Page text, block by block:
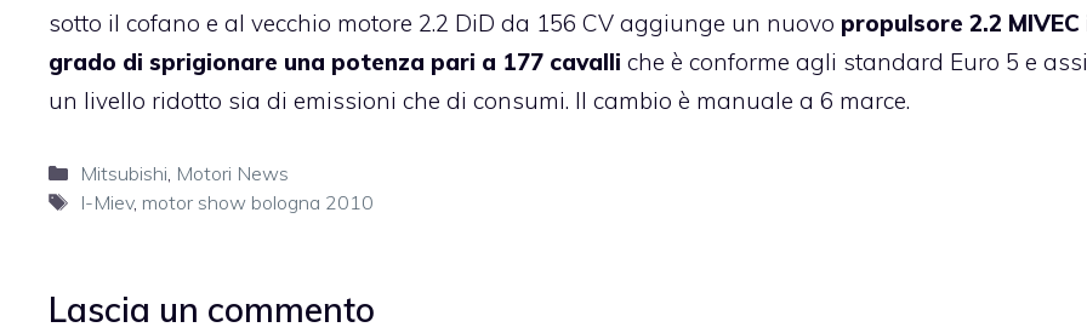
sotto il cofano e al vecchio motore 2.2 DiD da 156 CV aggiunge un nuovo propulsore 2.2 MIVEC
grado di sprigionare una potenza pari a 177 cavalli che è conforme agli standard Euro 5 e
un livello ridotto sia di emissioni che di consumi. Il cambio è manuale a 6 marce.
Categorie
Mitsubishi Motori News
Tag
I-Miev, motor show bologna 2010
Lascia un commento